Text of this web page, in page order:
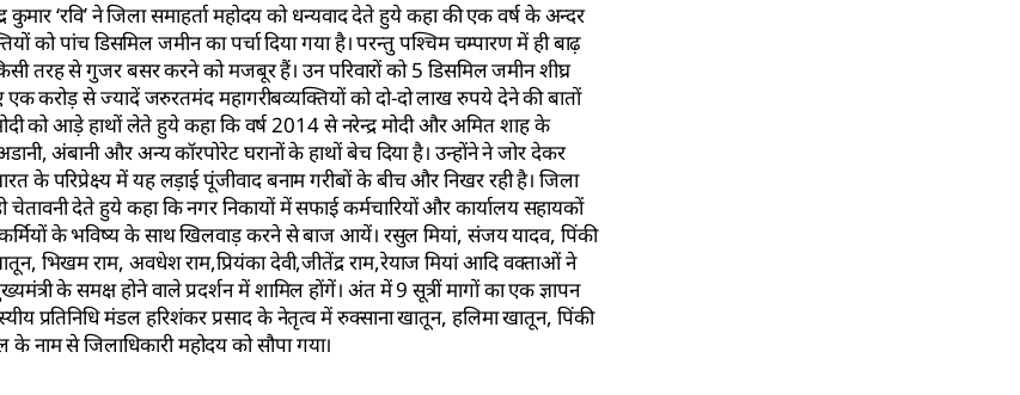
‘रवि’ ने जिला समाहर्ता महोदय को धन्यवाद देते हुये कहा की एक वर्ष के अन्दर
को पांच डिसमिल जमीन का पर्चा दिया गया है। परन्तु पश्चिम चम्पारण में ही बाढ़
तरह से गुजर बसर करने को मजबूर हैं। उन परिवारों को 5 डिसमिल जमीन शीघ्र
करोड़ से ज्यादें जरुरतमंद महागरीबव्यक्तियों को दो-दो लाख रुपये देने की बातों
को आड़े हाथों लेते हुये कहा कि वर्ष 2014 से नरेन्द्र मोदी और अमित शाह के
अंबानी और अन्य कॉरपोरेट घरानों के हाथों बेच दिया है। उन्होंने ने जोर देकर
के परिप्रेक्ष्य में यह लड़ाई पूंजीवाद बनाम गरीबों के बीच और निखर रही है। जिला
चेतावनी देते हुये कहा कि नगर निकायों में सफाई कर्मचारियों और कार्यालय सहायकों
के भविष्य के साथ खिलवाड़ करने से बाज आयें। रसुल मियां, संजय यादव, पिंकी
भिखम राम, अवधेश राम,प्रियंका देवी,जीतेंद्र राम,रेयाज मियां आदि वक्ताओं ने
के समक्ष होने वाले प्रदर्शन में शामिल होंगें। अंत में 9 सूत्रीं मागों का एक ज्ञापन
प्रतिनिधि मंडल हरिशंकर प्रसाद के नेतृत्व में रुक्साना खातून, हलिमा खातून, पिंकी
के नाम से जिलाधिकारी महोदय को सौपा गया।